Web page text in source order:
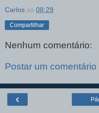
Carlos às 08:29
Compartilhar
Nenhum comentário:
Postar um comentário
‹